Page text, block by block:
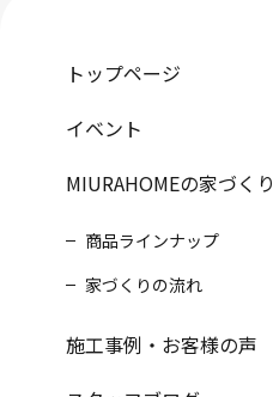
トップページ
イベント
MIURAHOMEの家づくり
商品ラインナップ
家づくりの流れ
施工事例・お客様の声